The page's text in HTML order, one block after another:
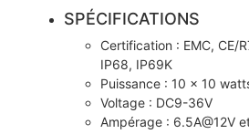
SPÉCIFICATIONS
Certification : EMC, CE/
IP68, IP69K
Puissance : 10 x 10
Voltage : DC9-36V
Ampérage : 6.5A@12V